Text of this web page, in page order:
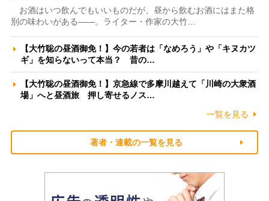
お酒はいつ飲んでもいいものだが、昼から飲むお酒にはまた格
別の味わいがある――。ライター・作家の大竹…
【大竹聡の昼酒御免！】今の若者は「なめろう」や「キヌカツ
ギ」を知らないって本当？ 昔の…
【大竹聡の昼酒御免！】京急線で多摩川越えて「川崎の大衆酒
場」へと昼酒旅 押し寄せるノス…
一覧を見る
著者・連載の一覧を見る